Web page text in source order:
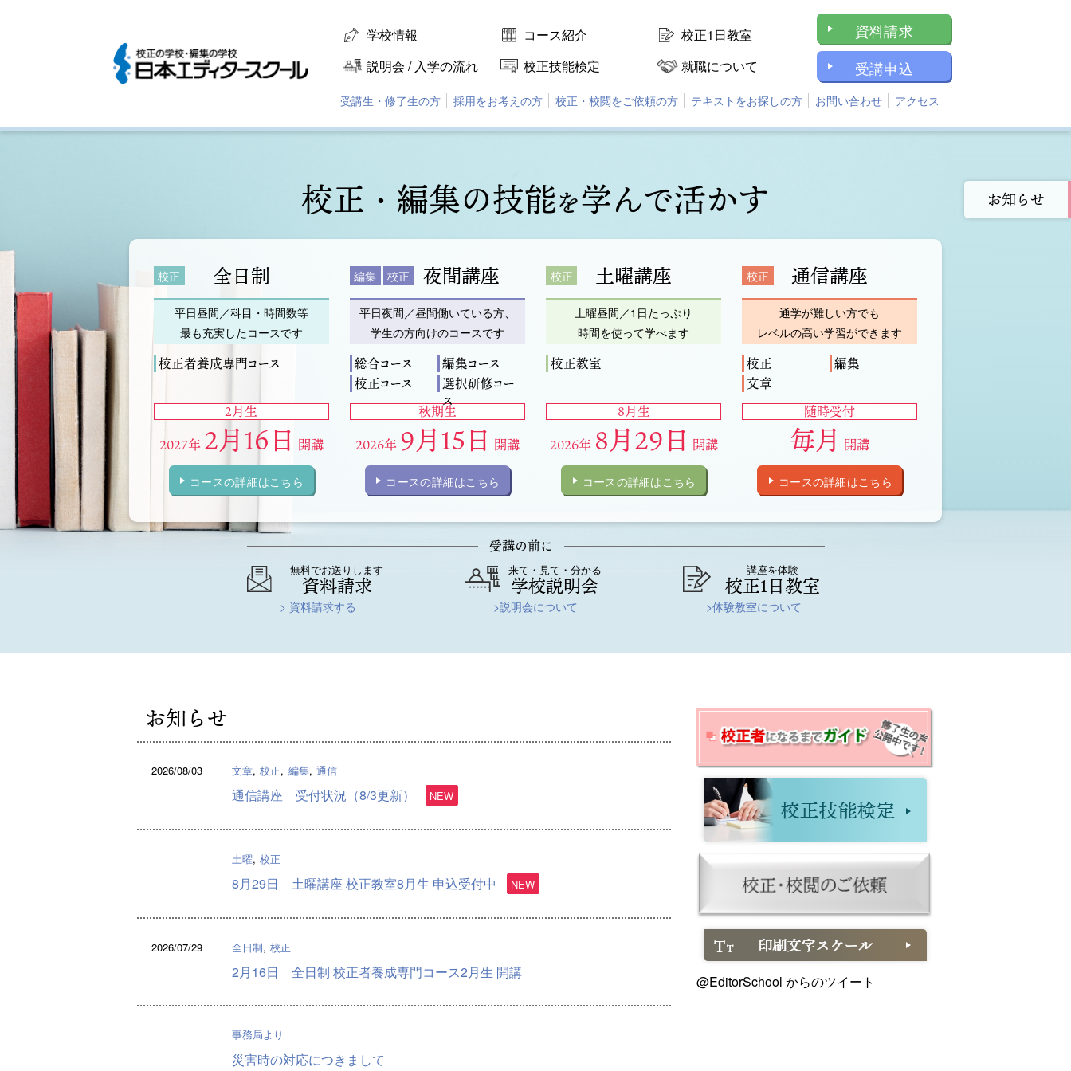
学校情報 コース紹介
校正1日教室
説明会 / 入学の流れ
校正技能検定 就職について
資料請求
受講申込
受講生・修了生の方 採用をお考えの方 校正・校閲をご依頼の方 テキストをお探しの方 お問い合わせ アクセス
校正・編集の技能を学んで活かす お知らせ
校正 全日制
平日昼間／科目・時間数等
最も充実したコースです
校正者養成専門コース
2月生
2027年 2月16日 開講
コースの詳細はこちら
編集 校正 夜間講座
平日夜間／昼間働いている方、
学生の方向けのコースです
総合コース
編集コース
校正コース
選択研修コー
ス
秋期生
2026年 9月15日 開講
コースの詳細はこちら
校正 土曜講座
土曜昼間／1日たっぷり
時間を使って学べます
校正教室
8月生
2026年 8月29日 開講
コースの詳細はこちら
校正 通信講座
通学が難しい方でも
レベルの高い学習ができます
校正
編集
文章
随時受付
毎月 開講
コースの詳細はこちら
受講の前に
無料でお送りします
資料請求
> 資料請求する
来て・見て・分かる
学校説明会
>説明会について
講座を体験
校正1日教室
>体験教室について
お知らせ
2026/08/03 文章 校正 編集 通信
通信講座 受付状況（8/3更新）
土曜 校正
8月29日 土曜講座 校正教室8月生 申込受付中
2026/07/29 全日制 校正
2月16日 全日制 校正者養成専門コース2月生 開講
事務局より
災害時の対応につきまして
@EditorSchool からのツイート